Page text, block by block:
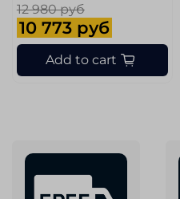
12 980 руб
10 773 руб
Add to cart